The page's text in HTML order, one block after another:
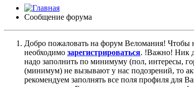
Сообщение форума
Добро пожаловать на форум Веломания! Чтобы
необходимо зарегистрироваться. !Важно! Ник
надо заполнить по минимуму (пол, интересы,
(минимум) не вызывают у нас подозрений, то
рекомендуем заполнять все поля профиля для